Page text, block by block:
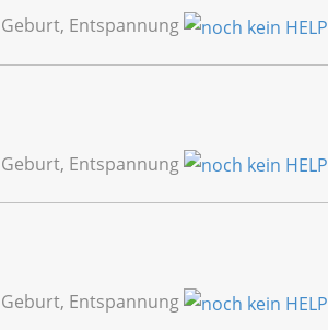
Entspannung
Entspannung
Entspannung